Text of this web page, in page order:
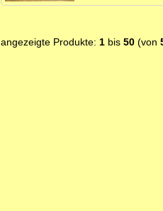
angezeigte Produkte: 1bis 50(von